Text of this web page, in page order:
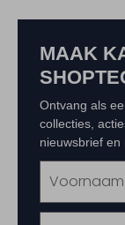
MAAK
Ontvang als
collecties,
nieuwsbrief en